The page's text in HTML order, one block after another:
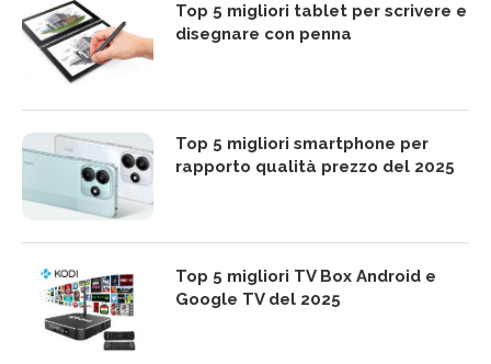
Top 5 migliori tablet per scrivere e
disegnare con penna
Top 5 migliori smartphone per
rapporto qualità prezzo del 2025
Top 5 migliori TV Box Android e
Google TV del 2025